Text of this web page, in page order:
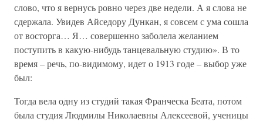
слово, что я вернусь ровно через две недели. А я слова не
сдержала. Увидев Айседору Дункан, я совсем с ума сошла
от восторга… Я… совершенно заболела желанием
поступить в какую-нибудь танцевальную студию». В то
время – речь, по-видимому, идет о 1913 годе – выбор уже
был:
Тогда вела одну из студий такая Франческа Беата, потом
была студия Людмилы Николаевны Алексеевой, ученицы